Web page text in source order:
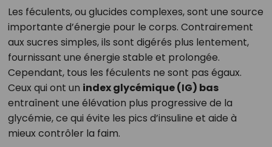
Les féculents, ou glucides complexes, sont une source
importante d’énergie pour le corps. Contrairement
aux sucres simples, ils sont digérés plus lentement,
fournissant une énergie stable et prolongée.
Cependant, tous les féculents ne sont pas égaux.
Ceux qui ont un index glycémique (IG) bas
entraînent une élévation plus progressive de la
glycémie, ce qui évite les pics d’insuline et aide à
mieux contrôler la faim.